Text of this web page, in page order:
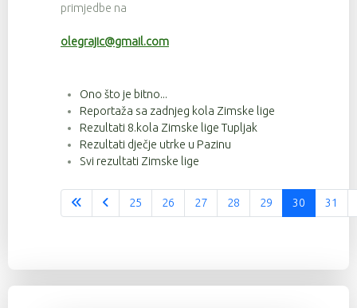
primjedbe na
olegrajic@gmail.com
Ono što je bitno...
Reportaža sa zadnjeg kola Zimske lige
Rezultati 8.kola Zimske lige Tupljak
Rezultati dječje utrke u Pazinu
Svi rezultati Zimske lige
Stranica 30 od 37
25 26 27 28 29 30 31